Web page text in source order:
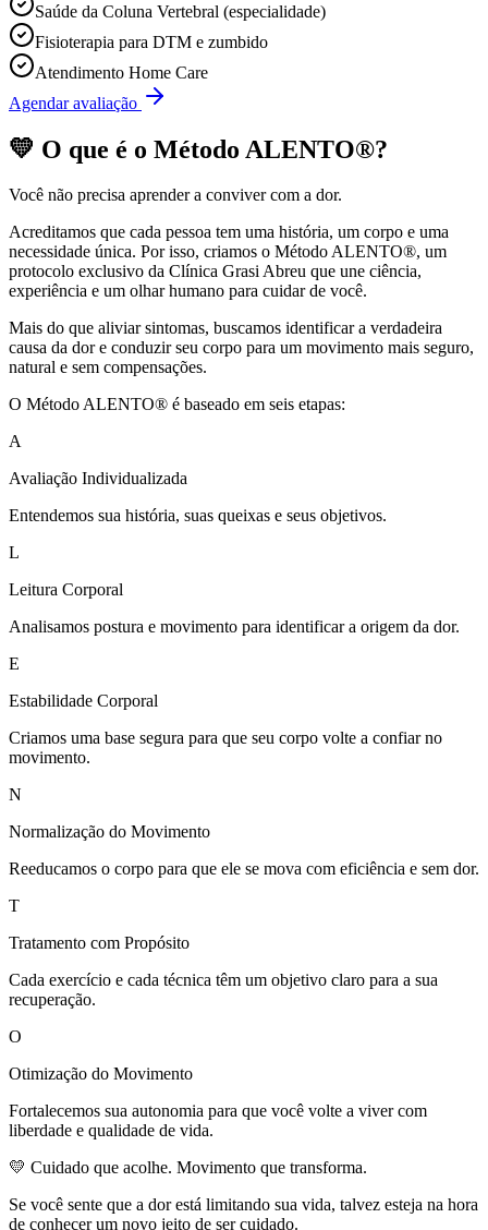
Saúde da Coluna Vertebral (especialidade)
Fisioterapia para DTM e zumbido
Atendimento Home Care
Agendar avaliação
💛 O que é o Método ALENTO®?
Você não precisa aprender a conviver com a dor.
Acreditamos que cada pessoa tem uma história, um corpo e uma
necessidade única. Por isso, criamos o Método ALENTO®, um
protocolo exclusivo da Clínica Grasi Abreu que une ciência,
experiência e um olhar humano para cuidar de você.
Mais do que aliviar sintomas, buscamos identificar a verdadeira
causa da dor e conduzir seu corpo para um movimento mais seguro,
natural e sem compensações.
O Método ALENTO® é baseado em seis etapas:
A
Avaliação Individualizada
Entendemos sua história, suas queixas e seus objetivos.
L
Leitura Corporal
Analisamos postura e movimento para identificar a origem da dor.
E
Estabilidade Corporal
Criamos uma base segura para que seu corpo volte a confiar no
movimento.
N
Normalização do Movimento
Reeducamos o corpo para que ele se mova com eficiência e sem dor.
T
Tratamento com Propósito
Cada exercício e cada técnica têm um objetivo claro para a sua
recuperação.
O
Otimização do Movimento
Fortalecemos sua autonomia para que você volte a viver com
liberdade e qualidade de vida.
💛 Cuidado que acolhe. Movimento que transforma.
Se você sente que a dor está limitando sua vida, talvez esteja na hora
de conhecer um novo jeito de ser cuidado.